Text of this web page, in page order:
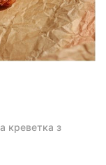
креветка з